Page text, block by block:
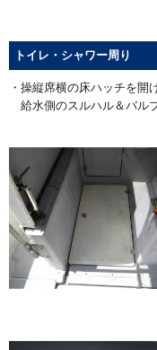
トイレ・シャワー周り
・操縦席横の床ハッチを開
給水側のスルハル＆バル